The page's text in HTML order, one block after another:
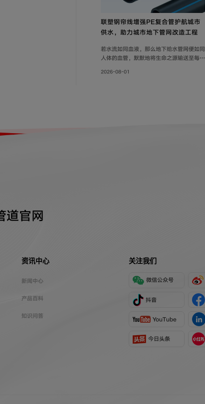
联塑钢帘线增强PE复合管护航城市
供水，助力城市地下管网改造工程
若水流如同血液，那么地下给水管网便如同
人体的血管，默默地将生命之源输送至每一
续落地，老旧管线迭代升级，联塑给水用钢
2026-08-01
道官网
资讯中心
新闻中心
产品百科
知识问答
关注我们
微信公众号
抖音
YouTube
今日头条